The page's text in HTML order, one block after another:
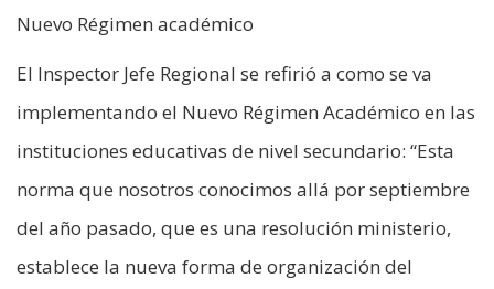
Nuevo Régimen académico
El Inspector Jefe Regional se refirió a como se va
implementando el Nuevo Régimen Académico en las
instituciones educativas de nivel secundario: “Esta
norma que nosotros conocimos allá por septiembre
del año pasado, que es una resolución ministerio,
establece la nueva forma de organización del